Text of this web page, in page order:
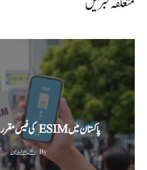
پاکستان میں ESIM کی فیس مقرر، نئی پالیسی 17 اگست سے نافذ
By رئیس الاخبار نیوز